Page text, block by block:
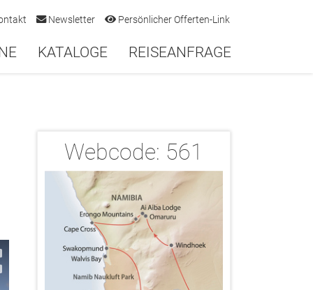
Newsletter Persönlicher Offerten-Link
KATALOGE REISEANFRAGE
Webcode: 561
2/16